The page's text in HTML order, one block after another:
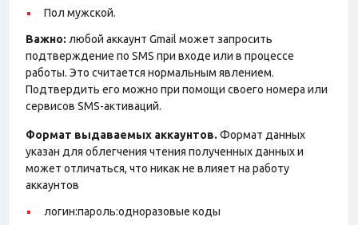
Пол мужской.
Важно: любой аккаунт Gmail может запросить
подтверждение по SMS при входе или в процессе
работы. Это считается нормальным явлением.
Подтвердить его можно при помощи своего номера или
сервисов SMS-активаций.
Формат выдаваемых аккаунтов. Формат данных
указан для облегчения чтения полученных данных и
может отличаться, что никак не влияет на работу
аккаунтов
логин:пароль:одноразовые коды